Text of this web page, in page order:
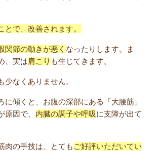
で、改善されます。
関節の動きが悪く なったりします。ま
、実は肩こり も生じてきます。
少なくありません。
傾くと、お腹の深部にある「大腰筋」
因で、 内臓の調子や呼吸に支障が出て
肉の手技は、とても ご好評いただいてい